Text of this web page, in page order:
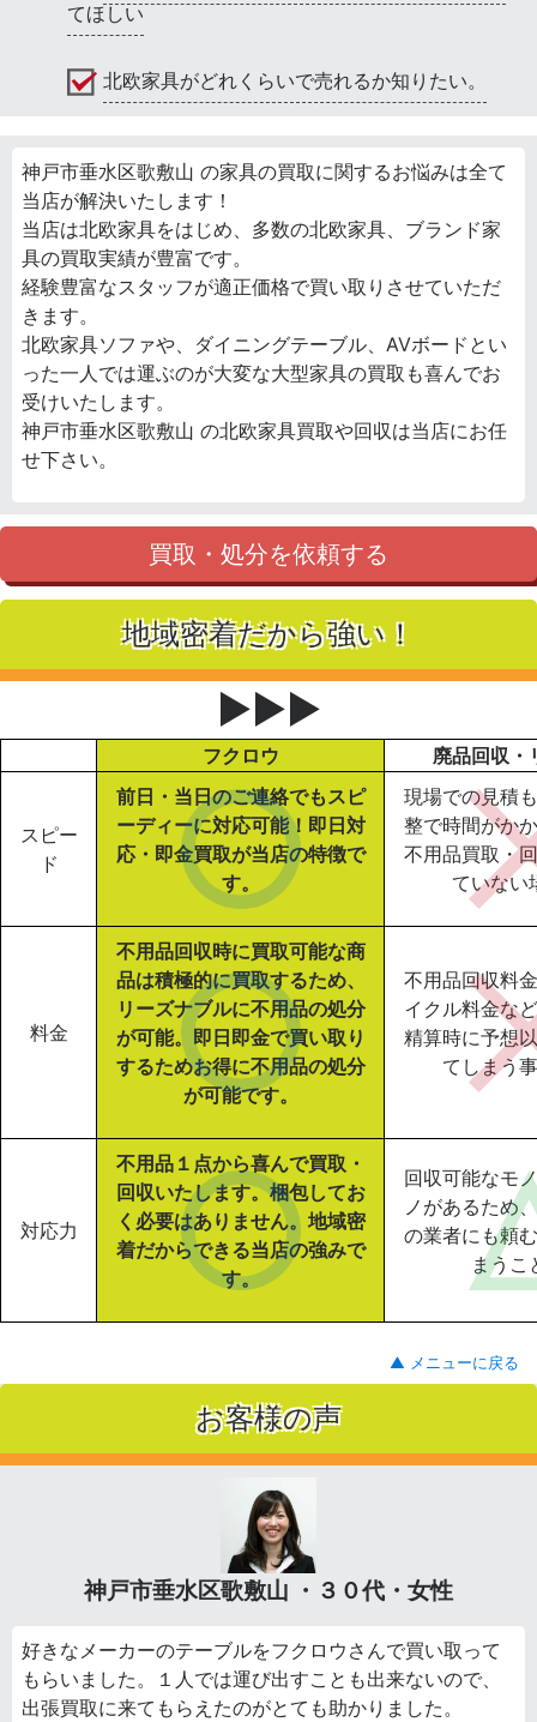
てほしい
北欧家具がどれくらいで売れるか知りたい。
神戸市垂水区歌敷山 の家具の買取に関するお悩みは全て
当店が解決いたします！
当店は北欧家具をはじめ、多数の北欧家具、ブランド家
具の買取実績が豊富です。
経験豊富なスタッフが適正価格で買い取りさせていただ
きます。
北欧家具ソファや、ダイニングテーブル、AVボードとい
った一人では運ぶのが大変な大型家具の買取も喜んでお
受けいたします。
神戸市垂水区歌敷山 の北欧家具買取や回収は当店にお任
せ下さい。
買取・処分を依頼する
地域密着だから強い！
▶▶▶
フクロウ 廃品回収・
スピー
ド
前日・当日のご連絡でもスピ
ーディーに対応可能！即日対
応・即金買取が当店の特徴で
す。
現場での見積
整で時間がか
不用品買取・
ていない
料金
不用品回収時に買取可能な商
品は積極的に買取するため、
リーズナブルに不用品の処分
が可能。即日即金で買い取り
するためお得に不用品の処分
が可能です。
不用品回収料
イクル料金な
精算時に予想
てしまう
対応力
不用品１点から喜んで買取・
回収いたします。梱包してお
く必要はありません。地域密
着だからできる当店の強みで
す。
回収可能なモ
ノがあるため
の業者にも頼
まうこ
▲ メニューに戻る
お客様の声
神戸市垂水区歌敷山 ・３０代・女性
好きなメーカーのテーブルをフクロウさんで買い取って
もらいました。１人では運び出すことも出来ないので、
出張買取に来てもらえたのがとても助かりました。